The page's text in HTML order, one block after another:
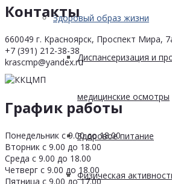
Здоровый образ жизни
Диспансеризация и
медицинские осмотры
Здоровое питание
Физическая
Контакты
660049 г. Красноярск, Проспект Мира,
+7 (391) 212-38-38
krascmp@yandex.ru
График работы
Понедельник с 9.00 до 18.00
Вторник с 9.00 до 18.00
Среда с 9.00 до 18.00
Четверг с 9.00 до 18.00
Пятница с 9.00 до 17.00